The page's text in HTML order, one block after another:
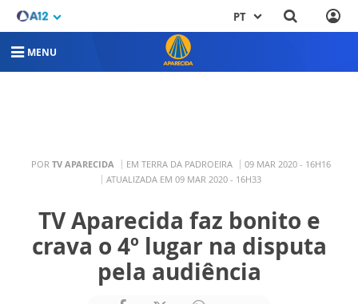
PT
MENU
POR TV APARECIDA EM TERRA DA PADROEIRA
09 MAR 2020 - 16H16
ATUALIZADA EM 09 MAR 2020 - 16H33
TV Aparecida faz bonito e
crava o 4º lugar na disputa
pela audiência